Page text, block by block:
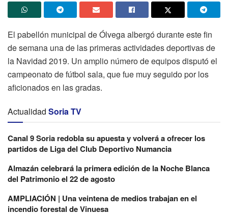
El pabellón municipal de Ólvega albergó durante este fin
de semana una de las primeras actividades deportivas de
la Navidad 2019. Un amplio número de equipos disputó el
campeonato de fútbol sala, que fue muy seguido por los
aficionados en las gradas.
Actualidad Soria TV
Canal 9 Soria redobla su apuesta y volverá a ofrecer los
partidos de Liga del Club Deportivo Numancia
Almazán celebrará la primera edición de la Noche Blanca
del Patrimonio el 22 de agosto
AMPLIACIÓN | Una veintena de medios trabajan en el
incendio forestal de Vinuesa